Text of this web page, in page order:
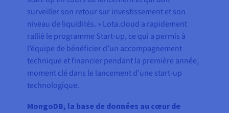
surveiller son retour sur investissement et son
niveau de liquidités. » Lota.cloud a rapidement
rallié le programme Start-up, ce qui a permis à
l’équipe de bénéficier d’un accompagnement
technique et financier pendant la première année,
moment clé dans le lancement d’une start-up
technologique.
MongoDB, la base de données au cœur de